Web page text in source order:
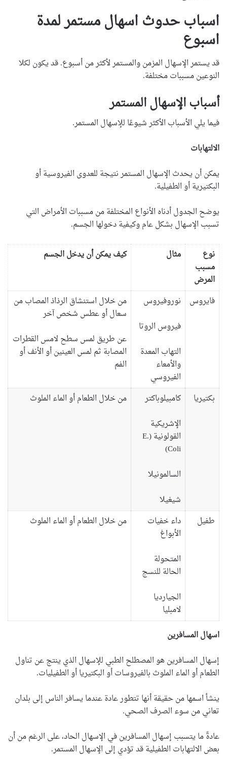
اسباب حدوث اسهال مستمر لمدة
اسبوع
قد يستمر الإسهال المزمن والمستمر لأكثر من أسبوع. قد يكون لكلا
النوعين مسببات مختلفة.
أسباب الإسهال المستمر
فيما يلي الأسباب الأكثر شيوعًا للإسهال المستمر.
الالتهابات
يمكن أن يحدث الإسهال المستمر نتيجة للعدوى الفيروسية أو
البكتيرية أو الطفيلية.
يوضح الجدول أدناه الأنواع المختلفة من مسببات الأمراض التي
تسبب الإسهال بشكل عام وكيفية دخولها الجسم.
نوع
مسبب
المرض
مثال كيف يمكن أن يدخل الجسم
فايروس
نوروفيروس
فيروس الروتا
التهاب المعدة
والأمعاء
الفيروسي
من خلال استنشاق الرذاذ المصاب من
سعال أو عطس شخص آخر
عن طريق لمس سطح لامس القطرات
المصابة ثم لمس العينين أو الأنف أو
الفم
بكتيريا
كامبيلوباكتر
الإشريكية
القولونية (E.
Coli)
السالمونيلا
شيغيلا
من خلال الطعام أو الماء الملوث
طفيل
داء خفيات
الأبواغ
المتحولة
الحالة للنسج
الجيارديا
لامبليا
من خلال الطعام أو الماء الملوث
اسهال المسافرين
إسهال المسافرين هو المصطلح الطبي للإسهال الذي ينتج عن تناول
الطعام أو الماء الملوث بالفيروسات أو البكتيريا أو الطفيليات.
ينشأ اسمها من حقيقة أنها تتطور عادة عندما يسافر الناس إلى بلدان
تعاني من سوء الصرف الصحي.
عادةً ما يتسبب إسهال المسافرين في الإسهال الحاد، على الرغم من أن
بعض الالتهابات الطفيلية قد تؤدي إلى الإسهال المستمر.